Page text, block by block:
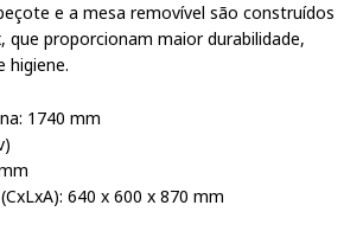
e a mesa removível são construídos
que proporcionam maior durabilidade,
higiene.
1740 mm
640 x 600 x 870 mm